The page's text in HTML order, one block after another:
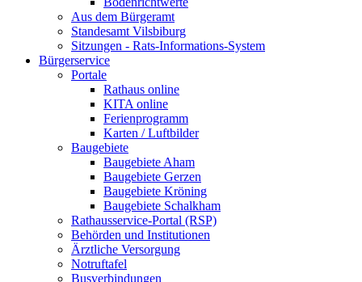
Aus dem Bürgeramt
Standesamt Vilsbiburg
Sitzungen - Rats-Informations-System
Bürgerservice
Portale
Rathaus online
KITA online
Ferienprogramm
Karten / Luftbilder
Baugebiete
Baugebiete Aham
Baugebiete Gerzen
Baugebiete Kröning
Baugebiete Schalkham
Rathausservice-Portal (RSP)
Behörden und Institutionen
Ärztliche Versorgung
Notruftafel
Busverbindungen